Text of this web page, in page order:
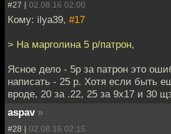
#27 | 02.08.16 02:00
Кому: ilya39, #17
> На марголина 5 р/патрон,
Ясное дело - 5р за патрон это
написать - 25 р. Хотя если быть
вроде, 20 за .22, 25 за 9х17 и 30
aspav »
#28 | 02.08.16 02:15